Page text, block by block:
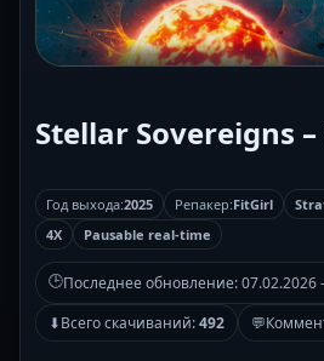
Stellar Sovereigns
Год выхода:2025 Репакер:FitGirl
4X
Pausable real-time
🕒Последнее обновление:07.02.2026
⬇Всего скачиваний:492 💬